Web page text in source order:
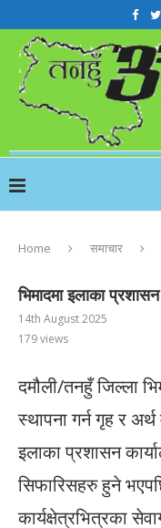
Home समाचार
भिमादमा इलाका प्रशासन
14th August 2025
179views
दमौली/तनहुँ जिल्ला
स्थापना गर्न गृह र
इलाका प्रशासन
सिफारिसहरु हुने
कार्यक्षेत्रभित्रका